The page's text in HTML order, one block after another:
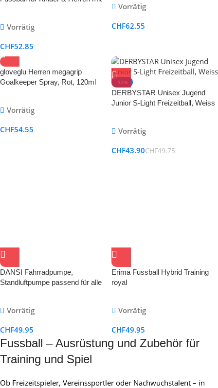
Vorrätig
CHF52.85
Vorrätig
CHF62.55
gloveglu Herren megagrip
Goalkeeper Spray, Rot, 120ml
Vorrätig
CHF54.55
-12%
DERBYSTAR Unisex Jugend
Junior S-Light Freizeitball, Weiss
Vorrätig
CHF43.90CHF49.75
DANSI Fahrradpumpe,
Standluftpumpe passend für alle
Vorrätig
CHF49.95
Erima Fussball Hybrid Training
royal
Vorrätig
CHF49.95
Fussball – Ausrüstung und Zubehör für
Training und Spiel
Ob Freizeitspieler, Vereinssportler oder Nachwuchstalent – in